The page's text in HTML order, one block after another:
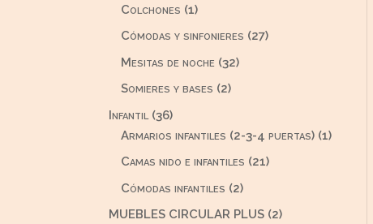
Colchones 11
Cómodas y sinfonieres 2727
Mesitas de noche 3232
Somieres y bases 22
Infantil 3636
productos
Armarios infantiles (2-3-4 puertas) 11
Camas nido e infantiles 2121
Cómodas infantiles 22
productos
MUEBLES CIRCULAR PLUS 22